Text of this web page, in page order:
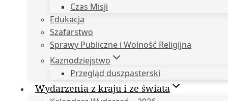
Czas Misji
Edukacja
Szafarstwo
Sprawy Publiczne i Wolność Religijna
Kaznodziejstwo
Przegląd duszpasterski
Wydarzenia z kraju i ze świata